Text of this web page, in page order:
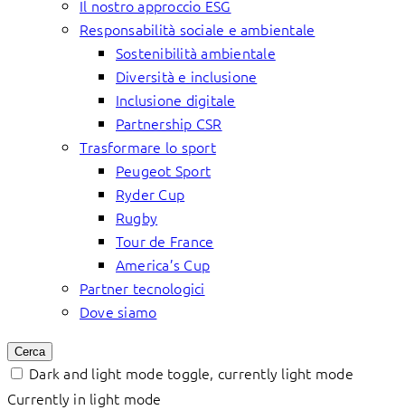
Il nostro approccio ESG
Responsabilità sociale e ambientale
Sostenibilità ambientale
Diversità e inclusione
Inclusione digitale
Partnership CSR
Trasformare lo sport
Peugeot Sport
Ryder Cup
Rugby
Tour de France
America’s Cup
Partner tecnologici
Dove siamo
Cerca
Dark and light mode toggle, currently light mode
Currently in light mode